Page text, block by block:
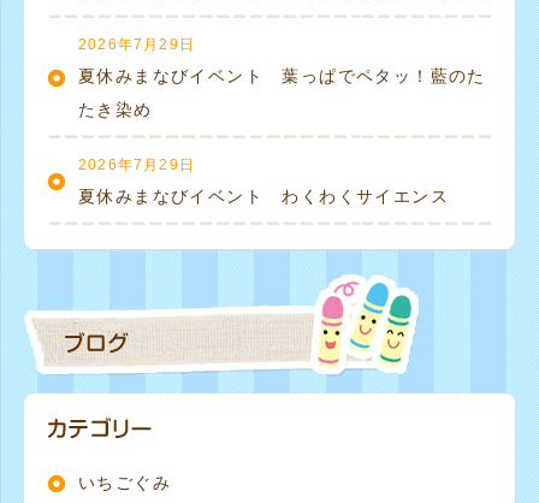
2026年7月29日
夏休みまなびイベント 葉っぱでペタッ！藍のた
たき染め
2026年7月29日
夏休みまなびイベント わくわくサイエンス
いちごぐみ